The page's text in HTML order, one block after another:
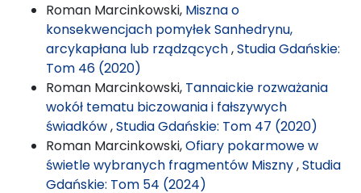
Roman Marcinkowski, Miszna o
konsekwencjach pomyłek Sanhedrynu,
arcykapłana lub rządzących,Studia Gdańskie:
Tom 46 (2020)
Roman Marcinkowski, Tannaickie rozważania
wokół tematu biczowania i fałszywych
świadków,Studia Gdańskie: Tom 47 (2020)
Roman Marcinkowski,Ofiary pokarmowe w
świetle wybranych fragmentów Miszny,Studia
Gdańskie: Tom 54 (2024)